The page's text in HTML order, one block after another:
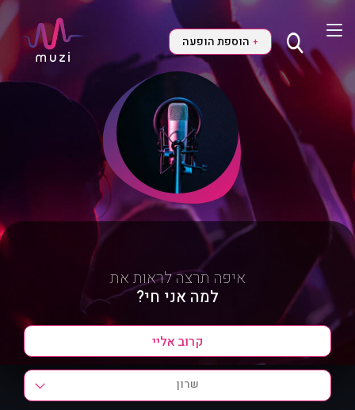
+ הוספת הופעה
איפה תרצה לראות את
למה אני חי?
שרון